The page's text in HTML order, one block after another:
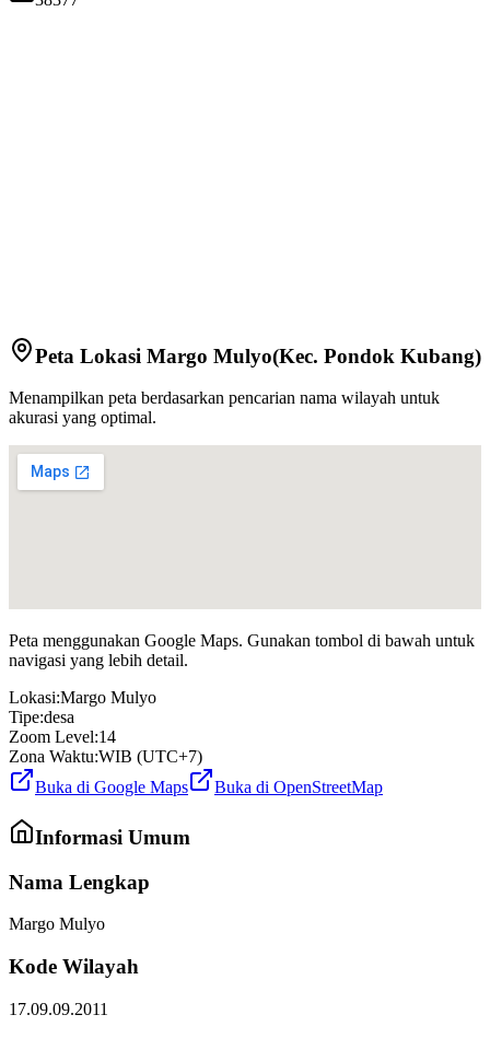
Peta Lokasi Margo Mulyo(Kec. Pondok Kubang)
Menampilkan peta berdasarkan pencarian nama wilayah untuk
akurasi yang optimal.
Peta menggunakan Google Maps. Gunakan tombol di bawah untuk
navigasi yang lebih detail.
Lokasi:Margo Mulyo
Tipe:desa
Zoom Level:14
Zona Waktu:WIB (UTC+7)
Buka di Google Maps
Buka di OpenStreetMap
Informasi Umum
Nama Lengkap
Margo Mulyo
Kode Wilayah
17.09.09.2011